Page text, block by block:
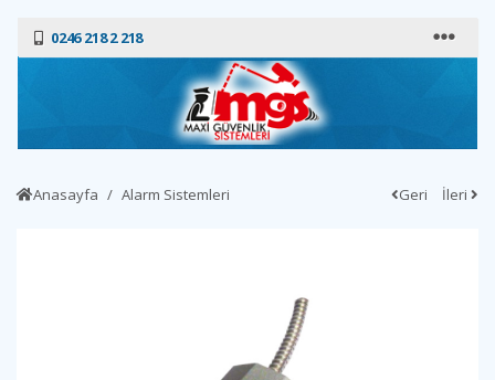
0246 218 2 218
Anasayfa Alarm Sistemleri Geri İleri